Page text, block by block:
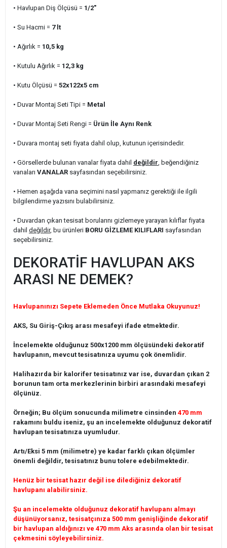
• Havlupan Diş Ölçüsü = 1/2"
• Su Hacmi = 7 lt
• Ağırlık = 10,5 kg
• Kutulu Ağırlık = 12,3 kg
• Kutu Ölçüsü = 52x122x5 cm
• Duvar Montaj Seti Tipi = Metal
• Duvar Montaj Seti Rengi = Ürün İle Aynı Renk
• Duvara montaj seti fiyata dahil olup, kutunun içerisindedir.
• Görsellerde bulunan vanalar fiyata dahil değildir, beğendiğiniz
vanaları VANALAR sayfasından seçebilirsiniz.
• Hemen aşağıda vana seçimini nasıl yapmanız gerektiği ile ilgili
bilgilendirme yazısını bulabilirsiniz.
• Duvardan çıkan tesisat borularını gizlemeye yarayan kılıflar fiyata
dahil değildir, bu ürünleri BORU GİZLEME KILIFLARI sayfasından
seçebilirsiniz.
DEKORATİF HAVLUPAN AKS
ARASI NE DEMEK?
Havlupanınızı Sepete Eklemeden Önce Mutlaka Okuyunuz!
AKS, Su Giriş-Çıkış arası mesafeyi ifade etmektedir.
İncelemekte olduğunuz 500x1200 mm ölçüsündeki dekoratif
havlupanın, mevcut tesisatınıza uyumu çok önemlidir.
Halihazırda bir kalorifer tesisatınız var ise, duvardan çıkan 2
borunun tam orta merkezlerinin birbiri arasındaki mesafeyi
ölçünüz.
Örneğin; Bu ölçüm sonucunda milimetre cinsinden 470 mm
rakamını buldu iseniz, şu an incelemekte olduğunuz dekoratif
havlupan tesisatınıza uyumludur.
Artı/Eksi 5 mm (milimetre) ye kadar farklı çıkan ölçümler
önemli değildir, tesisatınız bunu tolere edebilmektedir.
Henüz bir tesisat hazır değil ise dilediğiniz dekoratif
havlupanı alabilirsiniz.
Şu an incelemekte olduğunuz dekoratif havlupanı almayı
düşünüyorsanız, tesisatçınıza 500 mm genişliğinde dekoratif
bir havlupan aldığınızı ve 470 mm Aks arasında olan bir tesisat
çekmesini söyleyebilirsiniz.